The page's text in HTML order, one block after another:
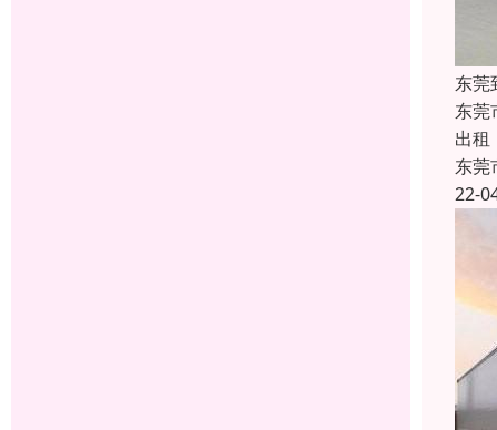
东莞
东莞
出租
东莞
22-